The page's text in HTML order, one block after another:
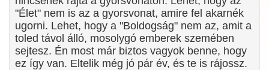
"Élet" nem is az a gyorsvonat, amire fel akarnék
ugorni. Lehet, hogy a "Boldogság" nem az, amit a
toled távol álló, mosolygó emberek szemében
sejtesz. Én most már biztos vagyok benne, hogy
ez így van. Eltelik még jó pár év, és te is rájossz.